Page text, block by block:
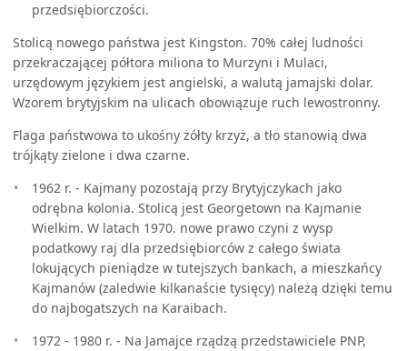
przedsiębiorczości.
Stolicą nowego państwa jest Kingston. 70% całej ludności
przekraczającej półtora miliona to Murzyni i Mulaci,
urzędowym językiem jest angielski, a walutą jamajski dolar.
Wzorem brytyjskim na ulicach obowiązuje ruch lewostronny.
Flaga państwowa to ukośny żółty krzyż, a tło stanowią dwa
trójkąty zielone i dwa czarne.
1962 r. - Kajmany pozostają przy Brytyjczykach jako
odrębna kolonia. Stolicą jest Georgetown na Kajmanie
Wielkim. W latach 1970. nowe prawo czyni z wysp
podatkowy raj dla przedsiębiorców z całego świata
lokujących pieniądze w tutejszych bankach, a mieszkańcy
Kajmanów (zaledwie kilkanaście tysięcy) należą dzięki temu
do najbogatszych na Karaibach.
1972 - 1980 r. - Na Jamajce rządzą przedstawiciele PNP,